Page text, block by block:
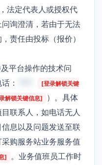
法定代表人或授权代
询澄清，若由于无法
责任由投标（报价）
平台操作的技术问
：
[登录解锁关键
解锁关键信息]
）。具体
联系人，如电话无人
息以及问题发送至联
购服务站业务服务值
]
。业务值班员工作时